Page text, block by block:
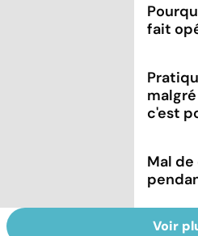
fait
c'est
Mal
Voir